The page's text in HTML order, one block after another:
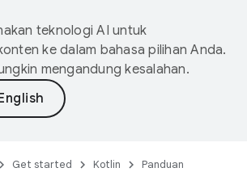
teknologi AI untuk
ke dalam bahasa pilihan Anda.
mengandung kesalahan.
Get started Kotlin Panduan